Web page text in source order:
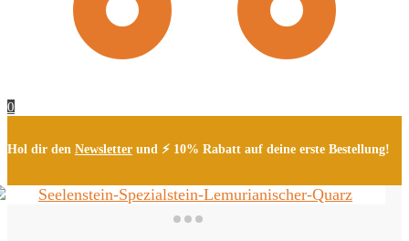
0
Hol dir den Newsletter und ⚡ 10% Rabatt auf deine erste Bestellung!